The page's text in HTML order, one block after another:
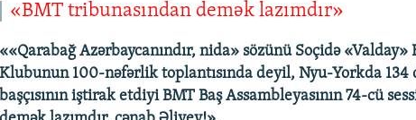
«BMT tribunasından demək lazımdır»
««Qarabağ Azərbaycanındır, nida» sözünü Soçidə
Klubunun 100-nəfərlik toplantısında deyil, Nyu-Yorkda 134
başçısının iştirak etdiyi BMT Baş Assambleyasının 74-cü